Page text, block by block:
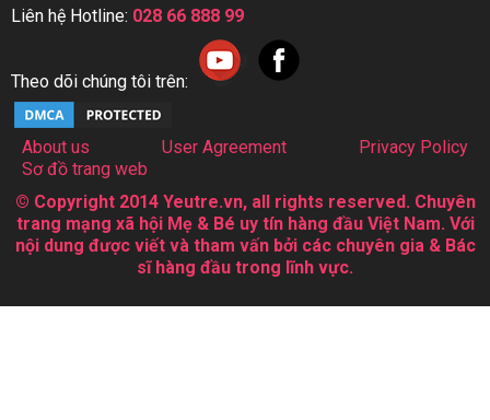
Liên hệ Hotline: 028 66 888 99
Theo dõi chúng tôi trên:
About us User Agreement
Privacy Policy
Sơ đồ trang web
© Copyright 2014 Yeutre.vn, all rights reserved. Chuyên
trang mạng xã hội Mẹ & Bé uy tín hàng đầu Việt Nam. Với
nội dung được viết và tham vấn bởi các chuyên gia & Bác
sĩ hàng đầu trong lĩnh vực.